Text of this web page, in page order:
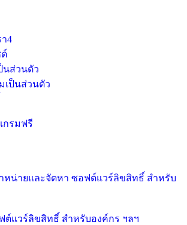
4
ต์
นส่วนตัว
เป็นส่วนตัว
ต์แวร์ลิขสิทธิ์ สำหรับองค์กร ฯลฯ